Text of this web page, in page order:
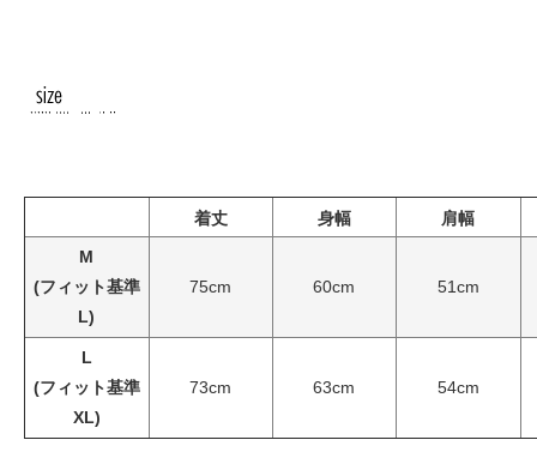
着丈 身幅
肩幅
M
(フィット基準
L)
75cm 60cm 51cm
L
(フィット基準
XL)
73cm 63cm 54cm